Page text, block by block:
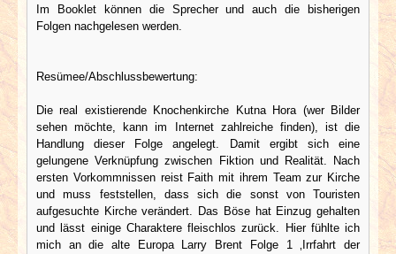
Im Booklet können die Sprecher und auch die bisherigen
Folgen nachgelesen werden.
Resümee/Abschlussbewertung:
Die real existierende Knochenkirche Kutna Hora (wer Bilder
sehen möchte, kann im Internet zahlreiche finden), ist die
Handlung dieser Folge angelegt. Damit ergibt sich eine
gelungene Verknüpfung zwischen Fiktion und Realität. Nach
ersten Vorkommnissen reist Faith mit ihrem Team zur Kirche
und muss feststellen, dass sich die sonst von Touristen
aufgesuchte Kirche verändert. Das Böse hat Einzug gehalten
und lässt einige Charaktere fleischlos zurück. Hier fühlte ich
mich an die alte Europa Larry Brent Folge 1 ‚Irrfahrt der